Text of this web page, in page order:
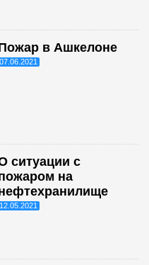
в Ашкелоне
07.06.2021
ситуации с
на
12.05.2021